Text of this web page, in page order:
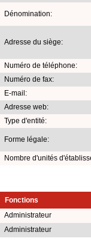
Dénomination:
Adresse du siège:
Numéro de téléphone:
Numéro de fax:
E-mail:
Adresse web:
Type d'entité:
Forme légale:
Nombre d'unités
Fonctions
Administrateur
Administrateur